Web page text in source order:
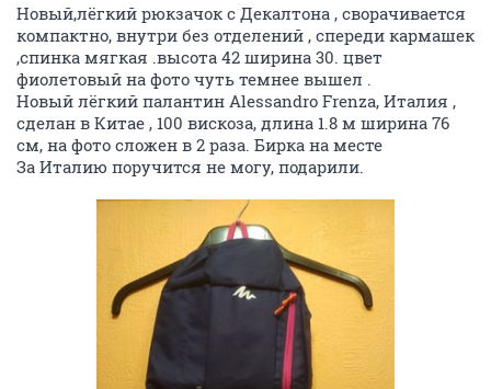
Новый,лёгкий рюкзачок с Декалтона , сворачивается
компактно, внутри без отделений , спереди кармашек
,спинка мягкая .высота 42 ширина 30. цвет
фиолетовый на фото чуть темнее вышел .
Новый лёгкий палантин Alessandro Frenza, Италия ,
сделан в Китае , 100 вискоза, длина 1.8 м ширина 76
см, на фото сложен в 2 раза. Бирка на месте
За Италию поручится не могу, подарили.